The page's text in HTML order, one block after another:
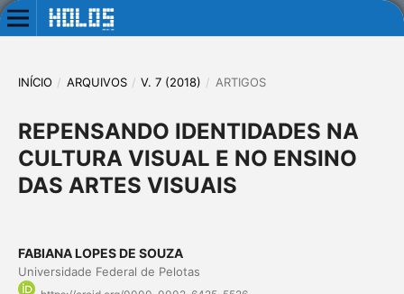
INÍCIO / ARQUIVOS / V. 7 (2018) / ARTIGOS
REPENSANDO IDENTIDADES NA
CULTURA VISUAL E NO ENSINO
DAS ARTES VISUAIS
FABIANA LOPES DE SOUZA
Universidade Federal de Pelotas